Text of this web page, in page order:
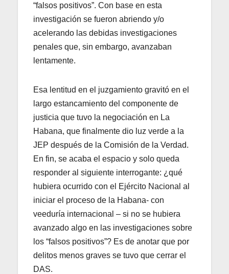
“falsos positivos”. Con base en esta
investigación se fueron abriendo y/o
acelerando las debidas investigaciones
penales que, sin embargo, avanzaban
lentamente.
Esa lentitud en el juzgamiento gravitó en el
largo estancamiento del componente de
justicia que tuvo la negociación en La
Habana, que finalmente dio luz verde a la
JEP después de la Comisión de la Verdad.
En fin, se acaba el espacio y solo queda
responder al siguiente interrogante: ¿qué
hubiera ocurrido con el Ejército Nacional al
iniciar el proceso de la Habana- con
veeduría internacional – si no se hubiera
avanzado algo en las investigaciones sobre
los “falsos positivos”? Es de anotar que por
delitos menos graves se tuvo que cerrar el
DAS.